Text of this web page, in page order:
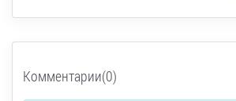
Комментарии(0)